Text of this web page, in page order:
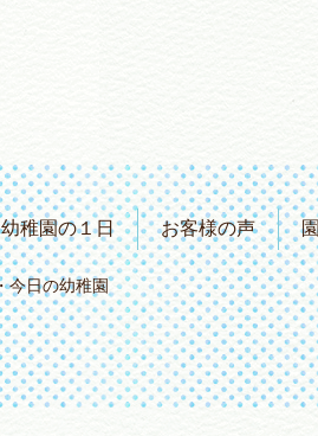
幼稚園の１日 お客様の声
今日の幼稚園